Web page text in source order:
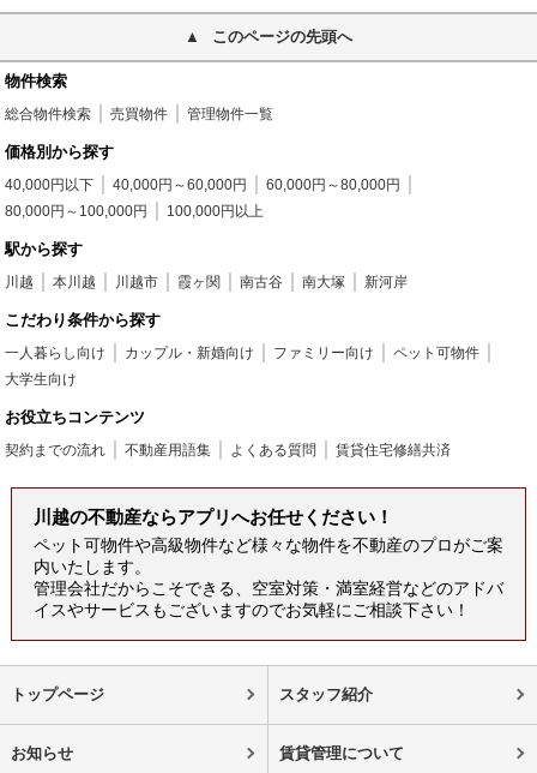
このページの先頭へ
物件検索
総合物件検索 売買物件 管理物件一覧
価格別から探す
40,000円以下 40,000円～60,000円
60,000円～80,000円
80,000円～100,000円
100,000円以上
駅から探す
川越 本川越 川越市 霞ヶ関 南古谷 南大塚 新河岸
こだわり条件から探す
一人暮らし向け カップル・新婚向け ファミリー向け
ペット可物件
大学生向け
お役立ちコンテンツ
契約までの流れ 不動産用語集 よくある質問 賃貸住宅修繕共済
川越の不動産ならアプリへお任せください！
ペット可物件や高級物件など様々な物件を不動産のプロがご案
内いたします。
管理会社だからこそできる、空室対策・満室経営などのアドバ
イスやサービスもございますのでお気軽にご相談下さい！
トップページ スタッフ紹介
お知らせ 賃貸管理について